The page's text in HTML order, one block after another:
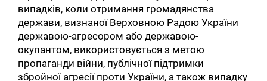
випадків, коли отримання громадянства
держави, визнаної Верховною Радою України
державою-агресором або державою-
окупантом, використовується з метою
пропаганди війни, публічної підтримки
збройної агресії проти України, а також випадку